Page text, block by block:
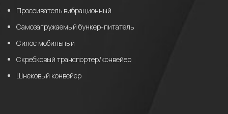
Просеиватель вибрационный
Самозагружаемый бункер-питатель
Силос мобильный
Скребковый транспортер/конвейер
Шнековый конвейер